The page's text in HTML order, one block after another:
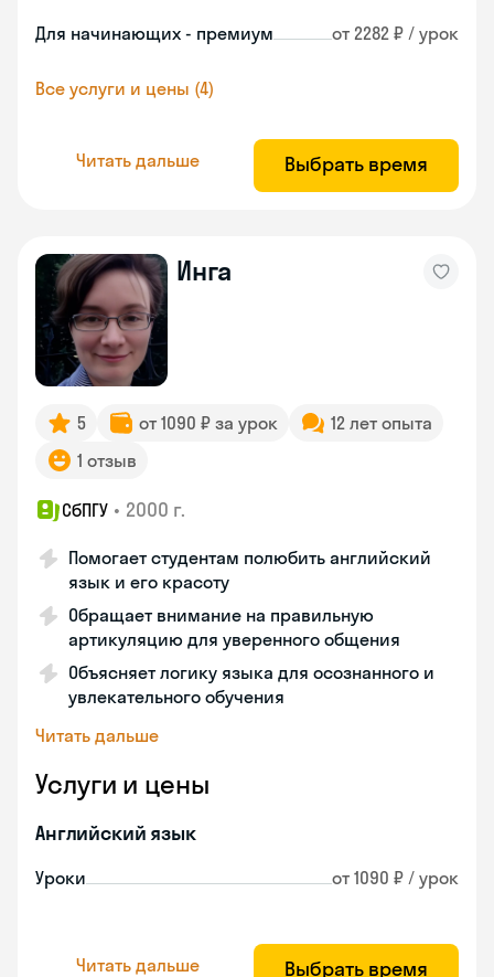
Для начинающих - премиум от 2282 ₽ / урок
Все услуги и цены (4)
Читать дальше Выбрать время
Инга
5 от 1090 ₽ за урок
12 лет опыта
1 отзыв
СбПГУ • 2000 г.
Помогает студентам полюбить английский
язык и его красоту
Обращает внимание на правильную
артикуляцию для уверенного общения
Объясняет логику языка для осознанного и
увлекательного обучения
Читать дальше
Услуги и цены
Английский язык
Уроки от 1090 ₽ / урок
Читать дальше Выбрать время